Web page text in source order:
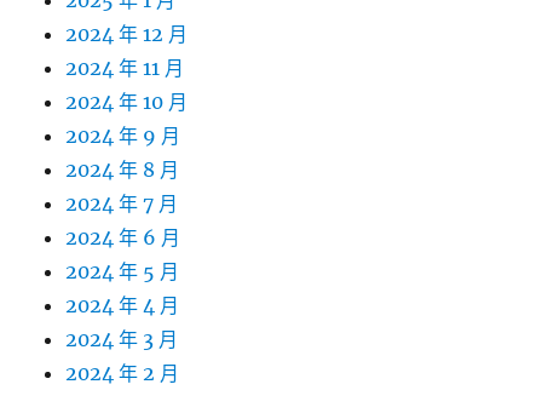
2024 年 12 月
2024 年 11 月
2024 年 10 月
2024 年 9 月
2024 年 8 月
2024 年 7 月
2024 年 6 月
2024 年 5 月
2024 年 4 月
2024 年 3 月
2024 年 2 月